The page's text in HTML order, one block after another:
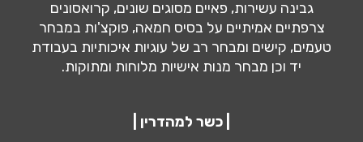
גבינה עשירות, פאיים מסוגים שונים, קרואסונים
צרפתיים אמיתיים על בסיס חמאה, פוקצ'ות במבחר
טעמים, קישים ומבחר רב של עוגיות איכותיות בעבודת
יד וכן מבחר מנות אישיות מלוחות ומתוקות.
| כשר למהדרין |